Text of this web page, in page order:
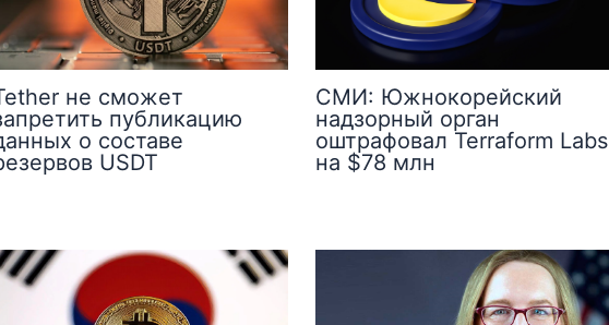
не сможет
публикацию
о составе
USDT
СМИ: Южнокорейский
надзорный орган
оштрафовал Terraform Labs
на $78 млн